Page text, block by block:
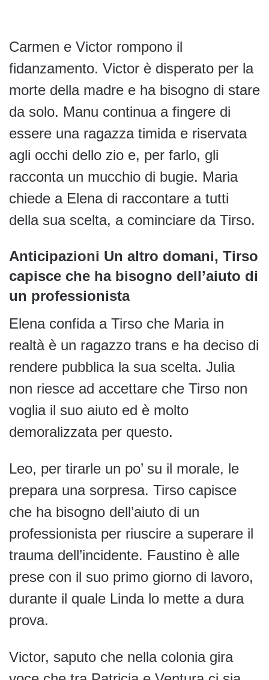
Carmen e Victor rompono il
fidanzamento. Victor è disperato per la
morte della madre e ha bisogno di stare
da solo. Manu continua a fingere di
essere una ragazza timida e riservata
agli occhi dello zio e, per farlo, gli
racconta un mucchio di bugie. Maria
chiede a Elena di raccontare a tutti
della sua scelta, a cominciare da Tirso.
Anticipazioni Un altro domani, Tirso
capisce che ha bisogno dell’aiuto di
un professionista
Elena confida a Tirso che Maria in
realtà è un ragazzo trans e ha deciso di
rendere pubblica la sua scelta. Julia
non riesce ad accettare che Tirso non
voglia il suo aiuto ed è molto
demoralizzata per questo.
Leo, per tirarle un po’ su il morale, le
prepara una sorpresa. Tirso capisce
che ha bisogno dell’aiuto di un
professionista per riuscire a superare il
trauma dell’incidente. Faustino è alle
prese con il suo primo giorno di lavoro,
durante il quale Linda lo mette a dura
prova.
Victor, saputo che nella colonia gira